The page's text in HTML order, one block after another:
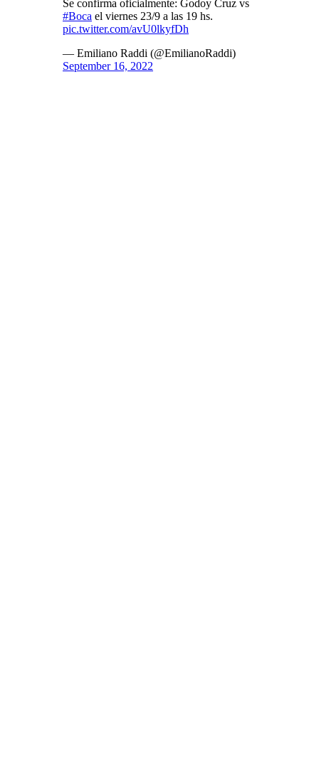
Se confirma oficialmente: Godoy Cruz vs
#Boca el viernes 23/9 a las 19 hs.
pic.twitter.com/avU0lkyfDh
— Emiliano Raddi (@EmilianoRaddi)
September 16, 2022